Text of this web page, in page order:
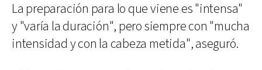
La preparación para lo que viene es "intensa"
y "varía la duración", pero siempre con "mucha
intensidad y con la cabeza metida", aseguró.